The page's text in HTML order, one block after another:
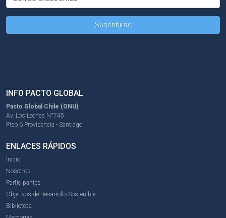
INFO PACTO GLOBAL
Pacto Global Chile (ONU)
Av. Los Leones N°745
Piso 6 Providencia - Santiago
ENLACES RÁPIDOS
Inicio
Nosotros
Participantes
Objetivos de Desarrollo Sostenible
Biblioteca